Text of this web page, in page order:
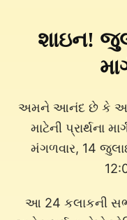
શાઇન!
અમને આનંદ છે કે અમે
માટેની પ્રાર્થના
મંગળવાર, 14
આ 24 કલાકની